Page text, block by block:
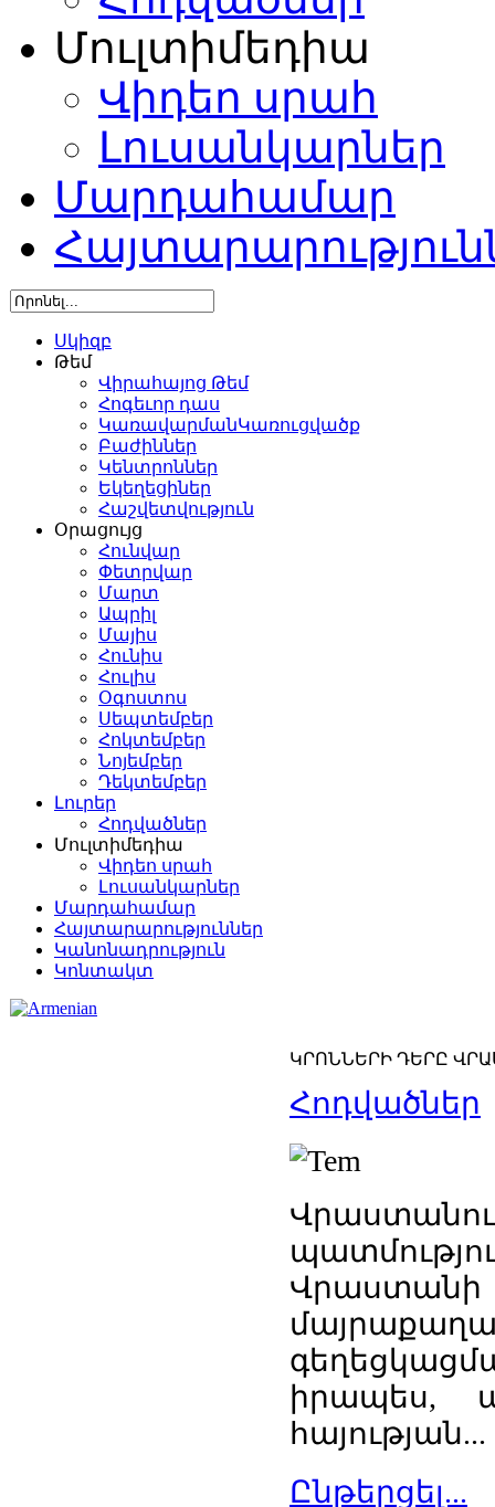
Մուլտիմեդիա
Վիդեո սրահ
Լուսանկարներ
Մարդահամար
Սկիզբ
Թեմ
Վիրահայոց Թեմ
Հոգեւոր դաս
ԿառավարմանԿառուցվածք
Բաժիններ
Կենտրոններ
Եկեղեցիներ
Հաշվետվություն
Օրացույց
Հունվար
Փետրվար
Մարտ
Ապրիլ
Մայիս
Հունիս
Հուլիս
Օգոստոս
Սեպտեմբեր
Հոկտեմբեր
Նոյեմբեր
Դեկտեմբեր
Լուրեր
Հոդվածներ
Մուլտիմեդիա
Վիդեո սրահ
Լուսանկարներ
Մարդահամար
Հայտարարություններ
Կանոնադրություն
Կոնտակտ
ԿՐՈՆՆԵՐԻ ԴԵՐԸ
Հոդվածներ
իրապես,
հայության...
Ընթերցել...